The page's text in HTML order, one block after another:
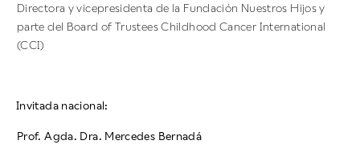
Directora y vicepresidenta de la Fundación Nuestros Hijos y
parte del Board of Trustees Childhood Cancer International
(CCI)
Invitada nacional:
Prof. Agda. Dra. Mercedes Bernadá